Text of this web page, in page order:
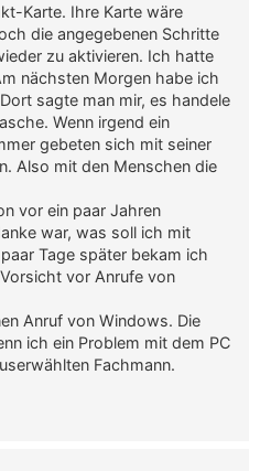
Karte. Ihre Karte wäre
die angegebenen Schritte
zu aktivieren. Ich hatte
nächsten Morgen habe ich
sagte man mir, es handele
Wenn irgend ein
gebeten sich mit seiner
Also mit den Menschen die
vor ein paar Jahren
war, was soll ich mit
Tage später bekam ich
vor Anrufe von
Anruf von Windows. Die
ich ein Problem mit dem PC
Fachmann.